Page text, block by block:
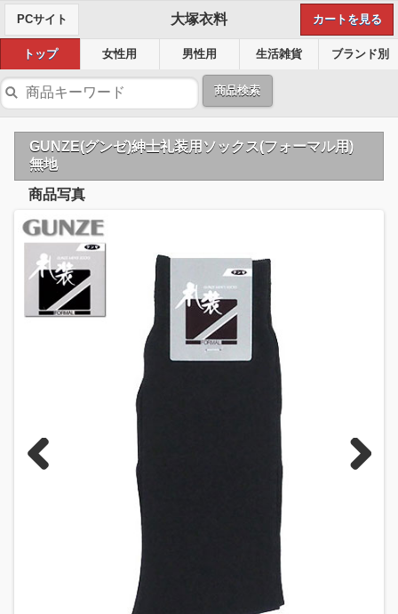
PCサイト 大塚衣料 カートを見る
トップ 女性用 男性用 生活雑貨 ブランド別
商品検索
GUNZE(グンゼ)紳士礼装用ソックス(フォーマル用)
無地
商品写真